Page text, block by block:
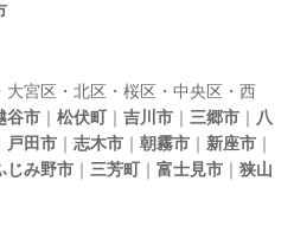
大宮区・北区・桜区・中央区・西
谷市 ｜ 松伏町｜ 吉川市 ｜ 三郷市 ｜ 八
戸田市 ｜ 志木市 ｜ 朝霧市 ｜ 新座市 ｜
じみ野市 ｜ 三芳町｜ 富士見市 ｜ 狭山